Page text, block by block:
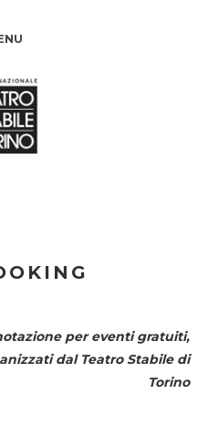
per eventi gratuiti,
dal Teatro Stabile di
Torino